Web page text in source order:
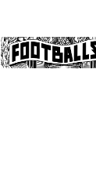
Footballski